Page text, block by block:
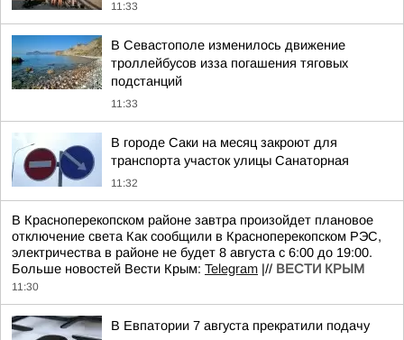
11:33
В Севастополе изменилось движение
троллейбусов изза погашения тяговых
подстанций
11:33
В городе Саки на месяц закроют для
транспорта участок улицы Санаторная
11:32
В Красноперекопском районе завтра произойдет плановое
отключение света Как сообщили в Красноперекопском РЭС,
электричества в районе не будет 8 августа с 6:00 до 19:00.
Больше новостей Вести Крым: Telegram |// ВЕСТИ КРЫМ
11:30
В Евпатории 7 августа прекратили подачу